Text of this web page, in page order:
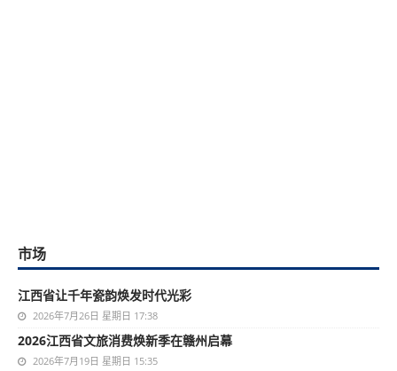
市场
江西省让千年瓷韵焕发时代光彩
2026年7月26日 星期日 17:38
2026江西省文旅消费焕新季在赣州启幕
2026年7月19日 星期日 15:35